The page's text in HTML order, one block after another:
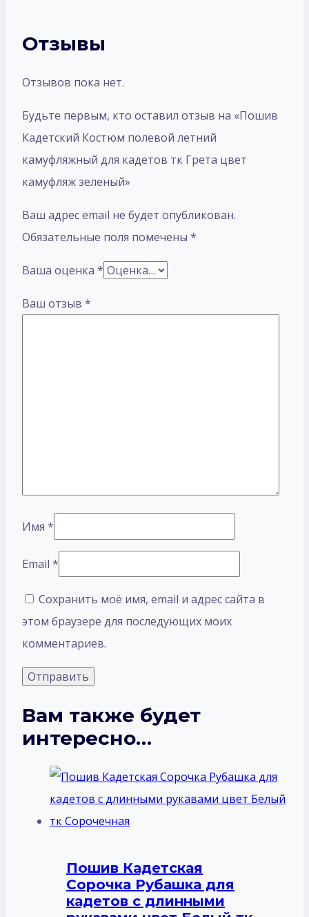
Отзывы
Отзывов пока нет.
Будьте первым, кто оставил отзыв на «Пошив
Кадетский Костюм полевой летний
камуфляжный для кадетов тк Грета цвет
камуфляж зеленый»
Ваш адрес email не будет опубликован.
Обязательные поля помечены *
Ваша оценка *
Ваш отзыв *
Имя *
Email *
Сохранить моё имя, email и адрес сайта в
этом браузере для последующих моих
комментариев.
Вам также будет
интересно…
Пошив Кадетская
Сорочка Рубашка для
кадетов с длинными